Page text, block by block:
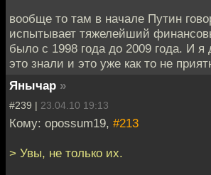
вообще то там в начале Путин
испытывает тяжелейший
было с 1998 года до 2009 года. И
это знали и это уже как то не
Янычар »
#239 | 23.04.10 19:13
Кому: opossum19, #213
> Увы, не только их.